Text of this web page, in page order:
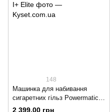
148
Машинка для набивання
сигаретних гільз Powermatic
I+ Elite один плюс 1+
2 399.00 грн